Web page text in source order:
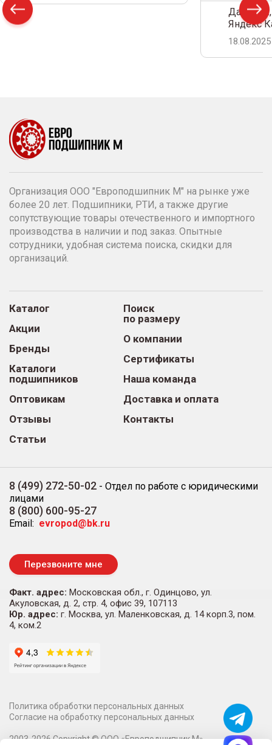
Дамир
Яндекс
18.08.2025
Организация ООО "Европодшипник М" на рынке уже
более 20 лет. Подшипники, РТИ, а также другие
сопутствующие товары отечественного и импортного
производства в наличии и под заказ. Опытные
сотрудники, удобная система поиска, скидки для
организаций.
Каталог
Акции
Бренды
Каталоги
подшипников
Оптовикам
Отзывы
Статьи
Поиск
по размеру
О компании
Сертификаты
Наша команда
Доставка и оплата
Контакты
8 (499) 272-50-02 - Отдел по работе с юридическими
лицами
8 (800) 600-95-27
Email: evropod@bk.ru
Перезвоните мне
Факт. адрес: Московская обл., г. Одинцово, ул.
Акуловская, д. 2, стр. 4, офис 39, 107113
Юр. адрес: г. Москва, ул. Маленковская, д. 14 корп.3, пом.
4, ком.2
Политика обработки персональных данных
Согласие на обработку персональных данных
2003-2026Copyright ©ООО «Европодшипник М»